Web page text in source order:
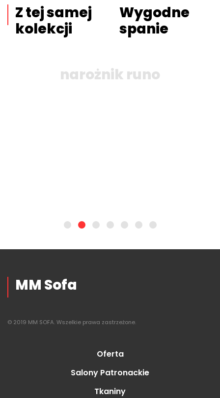
Z tej samej
kolekcji
Wygodne
spanie
narożnik runo
MM Sofa
© 2019 MM SOFA. Wszelkie prawa zastrzeżone.
Oferta
Salony Patronackie
Tkaniny